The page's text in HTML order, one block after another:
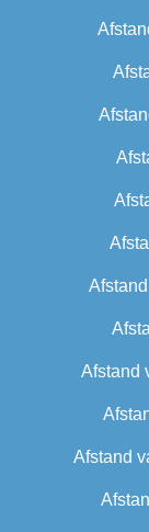
Afstand
Afstand